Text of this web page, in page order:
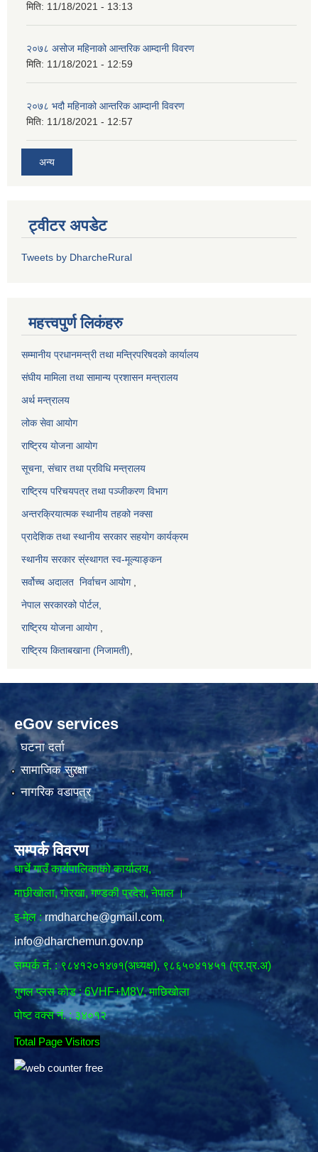
मिति: 11/18/2021 - 13:13
२०७८ असोज महिनाको आन्तरिक आम्दानी विवरण
मिति: 11/18/2021 - 12:59
२०७८ भदौ महिनाको आन्तरिक आम्दानी विवरण
मिति: 11/18/2021 - 12:57
अन्य
ट्वीटर अपडेट
Tweets by DharcheRural
महत्त्वपुर्ण लिकंहरु
सम्मानीय प्रधानमन्त्री तथा मन्त्रिपरिषदको कार्यालय
संघीय मामिला तथा सामान्य प्रशासन मन्त्रालय
अर्थ मन्त्रालय
लोक सेवा आयोग
राष्ट्रिय योजना आयोग
सूचना, संचार तथा प्रविधि मन्त्रालय
राष्ट्रिय परिचयपत्र तथा पञ्जीकरण विभाग
अन्तरक्रियात्मक स्थानीय तहको नक्सा
प्रादेशिक तथा स्थानीय सरकार सहयोग कार्यक्रम
स्थानीय सरकार स्ंस्थागत स्व-मूल्याङ्कन
सर्वोच्च अदालत निर्वाचन आयोग,
नेपाल सरकारको पोर्टल,
राष्ट्रिय योजना आयोग,
राष्ट्रिय किताबखाना (निजामती)
eGov services
घटना दर्ता
सामाजिक सुरक्षा
नागरिक वडापत्र
सम्पर्क विवरण
धार्चे गाउँ कार्यपालिकाको कार्यालय,
माछीखोला, गोरखा, गण्डकी प्रदेश, नेपाल ।
इ-मेल : rmdharche@gmail.com,
info@dharchemun.gov.np
सम्पर्क नं. : ९८४१२०१४७१(अध्यक्ष), ९८६५०४१४५१ (प्र.प्र.अ)
गुगल प्लस कोड : 6VHF+M8V, माछिखोला
पोष्ट वक्स नं. : ३४०१२
Total Page Visitors